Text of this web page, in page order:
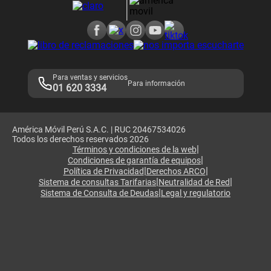
Adquirientes iPhone 6, 6S y SE
Mensaje de Seguridad
Términos y Condiciones de Tienda Claro
Libro de Reclamaciones
Para ventas y servicios
01 620 3334 Para información
América Móvil Perú S.A.C. | RUC 20467534026
Todos los derechos reservados 2026
Términos y condiciones de la web|
Condiciones de garantía de equipos|
Política de Privacidad|Derechos ARCO|
Sistema de consultas Tarifarias|Neutralidad de Red|
Sistema de Consulta de Deudas|Legal y regulatorio